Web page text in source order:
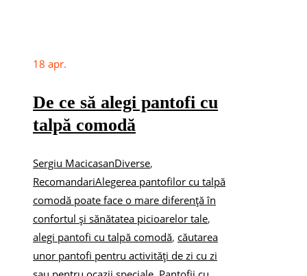
18 apr.
De ce să alegi pantofi cu
talpă comodă
Sergiu MacicasanDiverse,
RecomandariAlegerea pantofilor cu talpă
comodă poate face o mare diferență în
confortul și sănătatea picioarelor tale,
alegi pantofi cu talpă comodă, căutarea
unor pantofi pentru activități de zi cu zi